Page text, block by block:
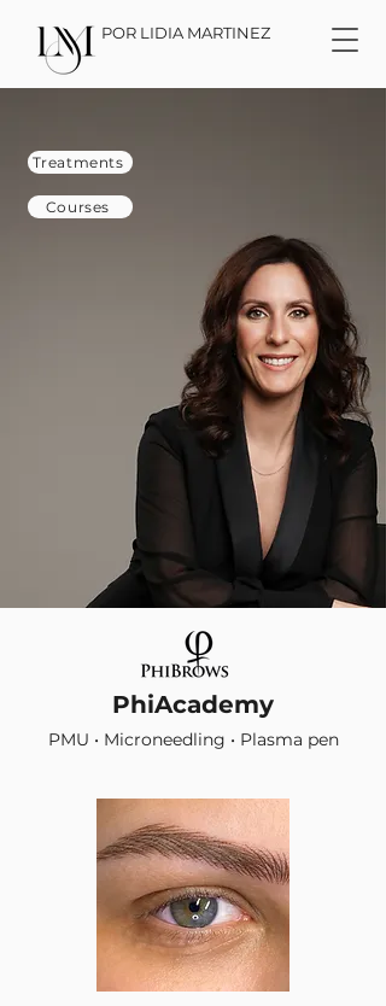
POR LIDIA MARTINEZ
Treatments
Courses
PhiAcademy
PMU • Microneedling • Plasma pen